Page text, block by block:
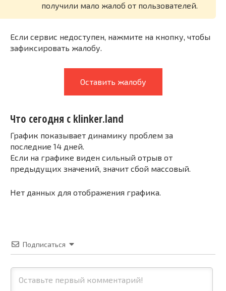
получили мало жалоб от пользователей.
Если сервис недоступен, нажмите на кнопку, чтобы
зафиксировать жалобу.
Оставить жалобу
Что сегодня с klinker.land
График показывает динамику проблем за
последние 14 дней.
Если на графике виден сильный отрыв от
предыдущих значений, значит сбой массовый.
Нет данных для отображения графика.
Подписаться